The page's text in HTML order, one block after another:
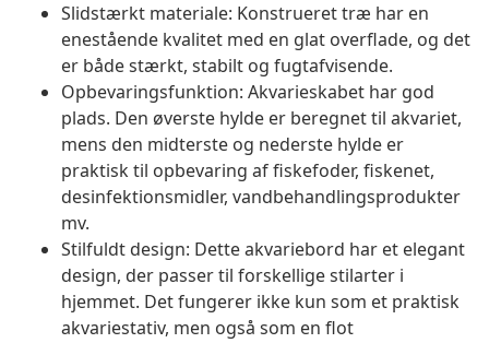
Slidstærkt materiale: Konstrueret træ har en
enestående kvalitet med en glat overflade, og det
er både stærkt, stabilt og fugtafvisende.
Opbevaringsfunktion: Akvarieskabet har god
plads. Den øverste hylde er beregnet til akvariet,
mens den midterste og nederste hylde er
praktisk til opbevaring af fiskefoder, fiskenet,
desinfektionsmidler, vandbehandlingsprodukter
mv.
Stilfuldt design: Dette akvariebord har et elegant
design, der passer til forskellige stilarter i
hjemmet. Det fungerer ikke kun som et praktisk
akvariestativ, men også som en flot